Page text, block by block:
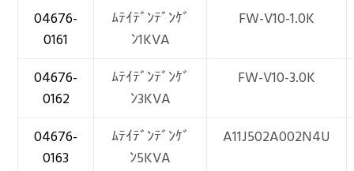
04676-
0161
ﾑﾃｲﾃﾞﾝﾃﾞﾝｹﾞ
ﾝ1KVA
FW-V10-1.0K
04676-
0162
ﾑﾃｲﾃﾞﾝﾃﾞﾝｹﾞ
ﾝ3KVA
FW-V10-3.0K
04676-
0163
ﾑﾃｲﾃﾞﾝﾃﾞﾝｹﾞ
ﾝ5KVA
A11J502A002N4U